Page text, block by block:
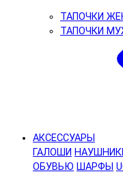
ТАПОЧКИ
ТАПОЧКИ
АКСЕССУАРЫ
ГАЛОШИ
ОБУВЬЮ ШАРФЫ